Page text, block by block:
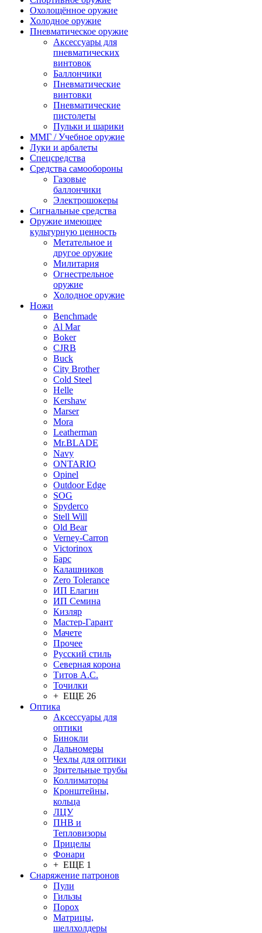
Охолощённое оружие
Холодное оружие
Пневматическое оружие
Аксессуары для
пневматических
винтовок
Баллончики
Пневматические
винтовки
Пневматические
пистолеты
Пульки и шарики
ММГ / Учебное оружие
Луки и арбалеты
Спецсредства
Средства самообороны
Газовые
баллончики
Электрошокеры
Сигнальные средства
Оружие имеющее
культурную ценность
Метательное и
другое оружие
Милитария
Огнестрельное
оружие
Холодное оружие
Ножи
Benchmade
Al Mar
Boker
CJRB
Buck
City Brother
Cold Steel
Helle
Kershaw
Marser
Mora
Leatherman
Mr.BLADE
Navy
ONTARIO
Opinel
Outdoor Edge
SOG
Spyderco
Stell Will
Old Bear
Verney-Carron
Victorinox
Барс
Калашников
Zero Tolerance
ИП Елагин
ИП Семина
Кизляр
Мастер-Гарант
Мачете
Прочее
Русский стиль
Северная корона
Титов А.С.
Точилки
+ ЕЩЕ 26
Оптика
Аксессуары для
оптики
Бинокли
Дальномеры
Чехлы для оптики
Зрительные трубы
Коллиматоры
Кронштейны,
кольца
ЛЦУ
ПНВ и
Тепловизоры
Прицелы
Фонари
+ ЕЩЕ 1
Снаряжение патронов
Пули
Гильзы
Порох
Матрицы,
шеллхолдеры